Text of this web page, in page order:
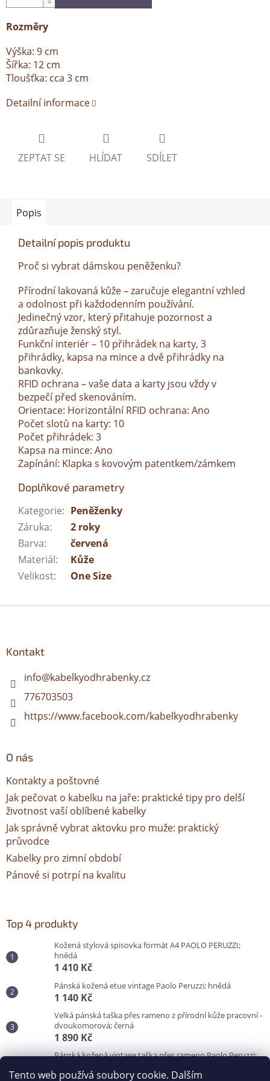
Tento web používá soubory cookie. Dalším
Rozměry
Výška: 9 cm
Šířka: 12 cm
Tloušťka: cca 3 cm
Detailní informace
ZEPTAT SE HLÍDAT SDÍLET
Popis
Detailní popis produktu
Proč si vybrat dámskou peněženku?
Přírodní lakovaná kůže – zaručuje elegantní vzhled
a odolnost při každodenním používání.
Jedinečný vzor, ​​který přitahuje pozornost a
zdůrazňuje ženský styl.
Funkční interiér – 10 přihrádek na karty, 3
přihrádky, kapsa na mince a dvě přihrádky na
bankovky.
RFID ochrana – vaše data a karty jsou vždy v
bezpečí před skenováním.
Orientace: Horizontální RFID ochrana: Ano
Počet slotů na karty: 10
Počet přihrádek: 3
Kapsa na mince: Ano
Zapínání: Klapka s kovovým patentkem/zámkem
Doplňkové parametry
Kategorie: Peněženky
Záruka:
2 roky
Barva:
červená
Materiál:
Kůže
Velikost: One Size
Kontakt
info@kabelkyodhrabenky.cz
776703503
https://www.facebook.com/kabelkyodhrabenky
O nás
Kontakty a poštovné
Jak pečovat o kabelku na jaře: praktické tipy pro delší
životnost vaší oblíbené kabelky
Jak správně vybrat aktovku pro muže: praktický
průvodce
Kabelky pro zimní období
Pánové si potrpí na kvalitu
Top 4 produkty
Kožená stylová spisovka formát A4 PAOLO PERUZZI;
hnědá
1 410 Kč
Pánská kožená etue vintage Paolo Peruzzi; hnědá
1 140 Kč
Velká pánská taška přes rameno z přírodní kůže pracovní -
dvoukomorová; černá
1 890 Kč
Pánská kožená vintage taška přes rameno Paolo Peruzzi;
3 100 Kč